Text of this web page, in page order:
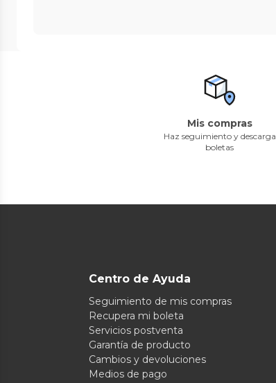
Mis compras
Haz seguimiento y descarga
boletas
Centro de Ayuda
Seguimiento de mis compras
Recupera mi boleta
Servicios postventa
Garantía de producto
Cambios y devoluciones
Medios de pago